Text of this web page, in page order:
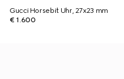
Gucci Horsebit Uhr, 27x23 mm
€ 1.600